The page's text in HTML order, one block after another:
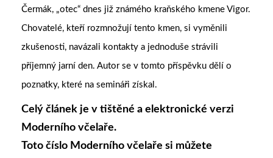
Čermák, „otec“ dnes již známého kraňského kmene Vigor.
Chovatelé, kteří rozmnožují tento kmen, si vyměnili
zkušenosti, navázali kontakty a jednoduše strávili
příjemný jarní den. Autor se v tomto příspěvku dělí o
poznatky, které na semináři získal.
Celý článek je v tištěné a elektronické verzi
Moderního včelaře.
Toto číslo Moderního včelaře si můžete